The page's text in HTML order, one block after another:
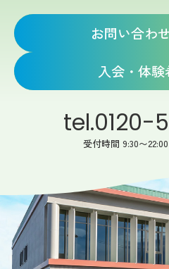
お問い合わ
入会・体
tel.0120-
受付時間 9:30〜